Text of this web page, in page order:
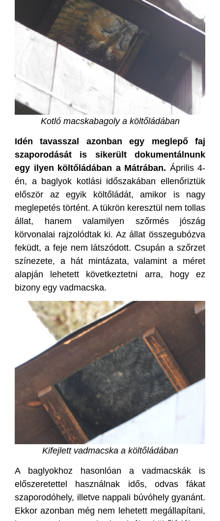
Kotló macskabagoly a költőládában
Idén tavasszal azonban egy meglepő faj
szaporodását is sikerült dokumentálnunk
egy ilyen költőládában a Mátrában. Április 4-
én, a baglyok kotlási időszakában ellenőriztük
először az egyik költőládát, amikor is nagy
meglepetés történt. A tükrön keresztül nem tollas
állat, hanem valamilyen szőrmés jószág
körvonalai rajzolódtak ki. Az állat összegubózva
feküdt, a feje nem látszódott. Csupán a szőrzet
színezete, a hát mintázata, valamint a méret
alapján lehetett következtetni arra, hogy ez
bizony egy vadmacska.
Kifejlett vadmacska a költőládában
A baglyokhoz hasonlóan a vadmacskák is
előszeretettel használnak idős, odvas fákat
szaporodóhely, illetve nappali búvóhely gyanánt.
Ekkor azonban még nem lehetett megállapítani,